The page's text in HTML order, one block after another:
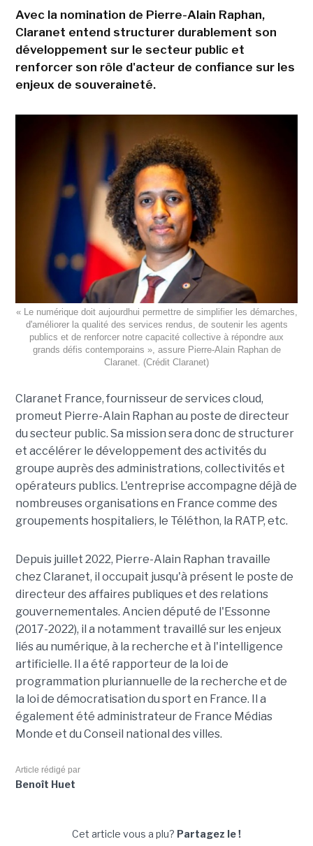
Avec la nomination de Pierre-Alain Raphan,
Claranet entend structurer durablement son
développement sur le secteur public et
renforcer son rôle d'acteur de confiance sur les
enjeux de souveraineté.
« Le numérique doit aujourdhui permettre de simplifier les démarches,
d'améliorer la qualité des services rendus, de soutenir les agents
publics et de renforcer notre capacité collective à répondre aux
grands défis contemporains », assure Pierre-Alain Raphan de
Claranet. (Crédit Claranet)
Claranet France, fournisseur de services cloud,
promeut Pierre-Alain Raphan au poste de directeur
du secteur public. Sa mission sera donc de structurer
et accélérer le développement des activités du
groupe auprès des administrations, collectivités et
opérateurs publics. L'entreprise accompagne déjà de
nombreuses organisations en France comme des
groupements hospitaliers, le Téléthon, la RATP, etc.
Depuis juillet 2022, Pierre-Alain Raphan travaille
chez Claranet, il occupait jusqu'à présent le poste de
directeur des affaires publiques et des relations
gouvernementales. Ancien député de l'Essonne
(2017-2022), il a notamment travaillé sur les enjeux
liés au numérique, à la recherche et à l'intelligence
artificielle. Il a été rapporteur de la loi de
programmation pluriannuelle de la recherche et de
la loi de démocratisation du sport en France. Il a
également été administrateur de France Médias
Monde et du Conseil national des villes.
Article rédigé par
Benoît Huet
Cet article vous a plu? Partagez le !